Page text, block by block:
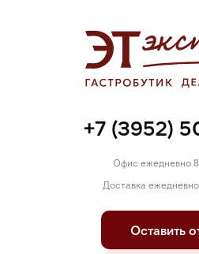
(E450, Е452), декстроза, соль,
(«мясной», «клюква»), нитритно-
фиксатор окраски: нитрит натрия
вкуса (Е621 (5%-17,7%),
+7 (3952)
Офис ежедневно
Доставка
Оставить